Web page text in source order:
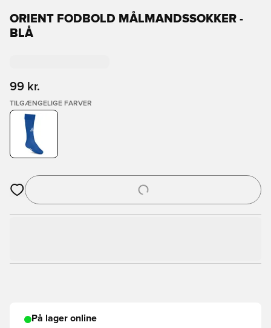
ORIENT FODBOLD MÅLMANDSSOKKER -
BLÅ
99 kr.
TILGÆNGELIGE FARVER
Åbner en Modal til at logge ind eller tilmelde dig som medlem
På lager online